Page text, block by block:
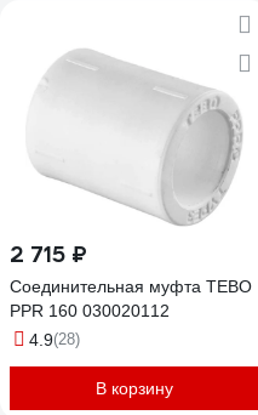
2 715 ₽
Соединительная муфта TEBO
PPR 160 030020112
4.9(28)
В корзину